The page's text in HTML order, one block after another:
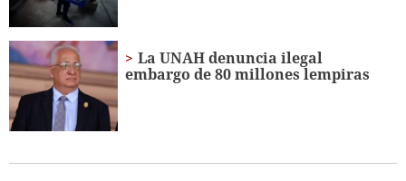
La UNAH denuncia ilegal
embargo de 80 millones lempiras